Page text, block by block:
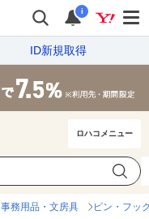
i
ID新規取得
ロハコメニュー
事務用品・文房具 ピン・フッ